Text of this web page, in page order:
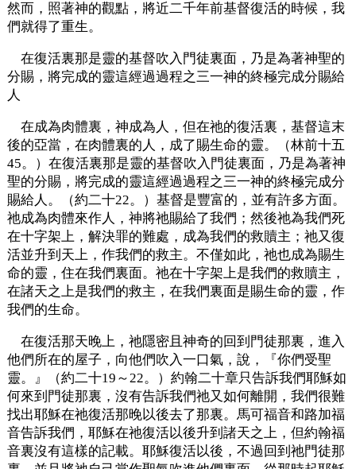
然而，照著神的觀點，將近二千年前基督復活的時候，我
們就得了重生。
在復活裏那是靈的基督吹入門徒裏面，乃是為著神聖的
分賜，將完成的靈這經過過程之三一神的終極完成分賜給
人
在成為肉體裏，神成為人，但在祂的復活裏，基督這末
後的亞當，在肉體裏的人，成了賜生命的靈。（林前十五
45。）在復活裏那是靈的基督吹入門徒裏面，乃是為著神
聖的分賜，將完成的靈這經過過程之三一神的終極完成分
賜給人。（約二十22。）基督是豐富的，並有許多方面。
祂成為肉體來作人，神將祂賜給了我們；然後祂為我們死
在十字架上，解決罪的難處，成為我們的救贖主；祂又復
活並升到天上，作我們的救主。不僅如此，祂也成為賜生
命的靈，住在我們裏面。祂在十字架上是我們的救贖主，
在諸天之上是我們的救主，在我們裏面是賜生命的靈，作
我們的生命。
在復活那天晚上，祂隱密且神奇的回到門徒那裏，進入
他們所在的屋子，向他們吹入一口氣，說，『你們受聖
靈。』（約二十19～22。）約翰二十章只告訴我們耶穌如
何來到門徒那裏，沒有告訴我們祂又如何離開，我們很難
找出耶穌在祂復活那晚以後去了那裏。馬可福音和路加福
音告訴我們，耶穌在祂復活以後升到諸天之上，但約翰福
音裏沒有這樣的記載。耶穌復活以後，不過回到祂門徒那